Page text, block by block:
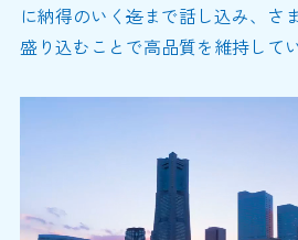
に納得のいく 迄まで話し込み、さ
盛り込むことで高品質を維持して